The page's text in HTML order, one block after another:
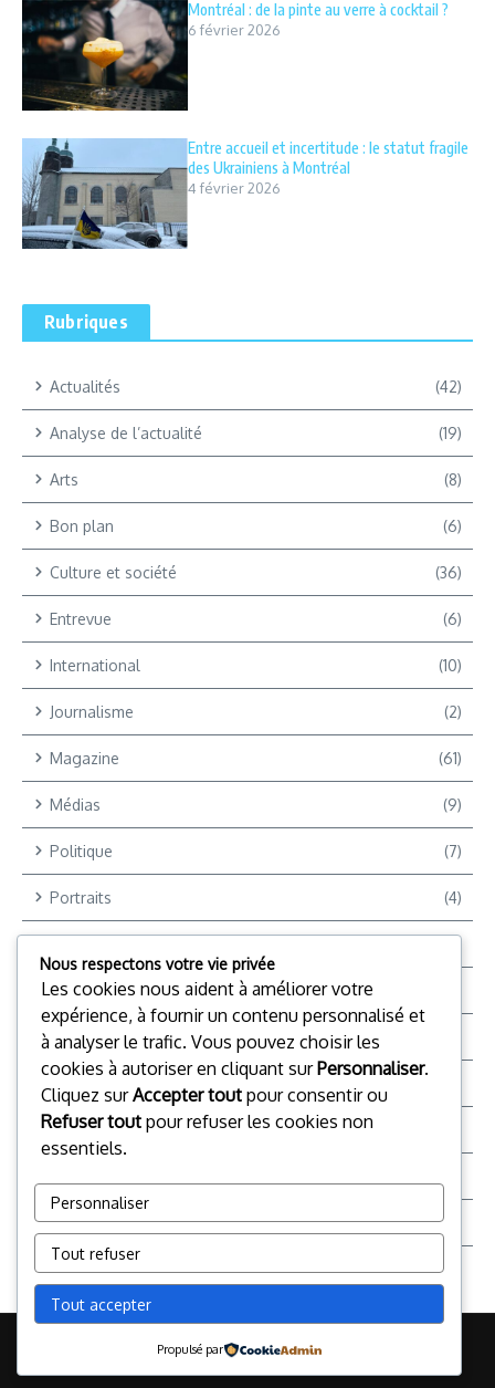
Montréal : de la pinte au verre à cocktail ?
6 février 2026
Entre accueil et incertitude : le statut fragile
des Ukrainiens à Montréal
4 février 2026
Rubriques
Actualités (42)
Analyse de l’actualité (19)
Arts (8)
Bon plan (6)
Culture et société (36)
Entrevue (6)
International (10)
Journalisme (2)
Magazine (61)
Médias (9)
Politique (7)
Portraits (4)
(9)
Reportages Vidéo
Reporter +
Sports
TP (59)
© 2026 Le Reporter + Certificat en journalisme multiplateforme |
Nous respectons votre vie privée
Les cookies nous aident à améliorer votre
expérience, à fournir un contenu personnalisé et
à analyser le trafic. Vous pouvez choisir les
cookies à autoriser en cliquant surPersonnaliser.
Cliquez surAccepter tout pour consentir ou
Refuser tout pour refuser les cookies non
essentiels.
Personnaliser
Tout refuser
Tout accepter
Propulsé par